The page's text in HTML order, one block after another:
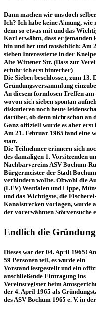
Dann machen wir uns doch
Ich? Ich habe keine Ahnung, wie
denn so etwas mit und das
Karl erwähnt, dass er jemanden
hin und her und tatsächlich: Am
sieben Interessierte in der
Alte Wittener Str. (Dass zur
erfuhr ich erst hinterher)
Die Sieben beschlossen, zum 13.
Gründungsversammlung
An diesem formlosen Treffen am
wovon sich sieben spontan
diskutieren noch heute
darüber, ob denn nicht schon an
Ganz offiziell wurde es aber
Am 21. Februar 1965 fand eine
statt.
Die Teilnehmer erinnern sich
des damaligen 1. Vorsitzenden
Nachbarvereins ASV Bochum-
Bürgermeister der Stadt
verhindern wollte. Obwohl die
(LFV) Westfalen und Lippe,
und das Wichtigste, die
Kanalstrecken vorlagen, wurde
der vorerwähnten Störversuche
Endlich die Gründung
Dieses war der 04. April 1965!
59 Personen teil, es wurde ein
Vorstand festgestellt und ein
anschließende Eintragung ins
Vereinsregister beim
der 4. April 1965 als
des ASV Bochum 1965 e. V. in